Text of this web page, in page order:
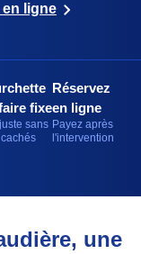
ligne
fixe
sans
Réservez
en ligne
Payez après
l'intervention
une